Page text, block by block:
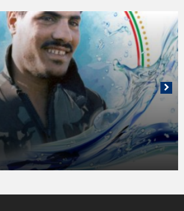
1401-02-21
1401-02-21
غواص شهید حسین محمدی